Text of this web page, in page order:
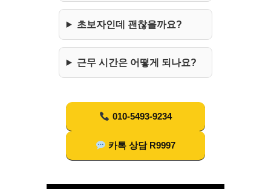
초보자인데 괜찮을까요?
근무 시간은 어떻게 되나요?
010-5493-9234
카톡 상담 R9997